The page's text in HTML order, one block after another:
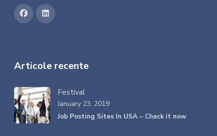
Articole recente
Festival
Job Posting Sites In USA – Check it now
January 23, 2019